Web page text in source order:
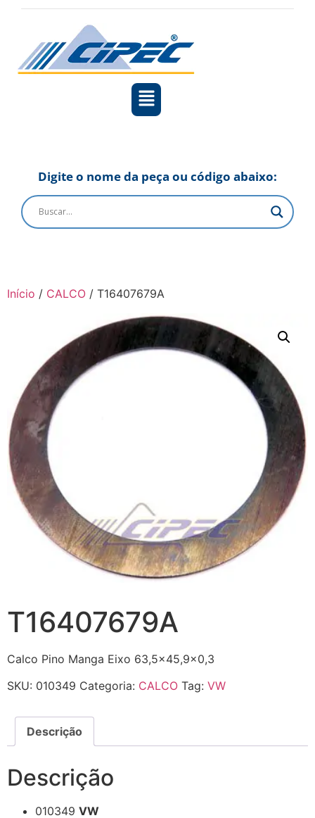
Digite o nome da peça ou código abaixo:
Início / CALCO / T16407679A
T16407679A
Calco Pino Manga Eixo 63,5×45,9×0,3
SKU: 010349 Categoria: CALCO Tag: VW
Descrição
Descrição
010349 VW